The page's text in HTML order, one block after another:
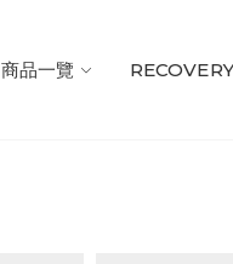
商品一覽